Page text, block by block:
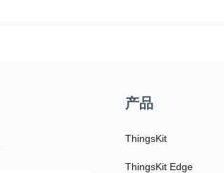
产品
ThingsKit
ThingsKit Edge